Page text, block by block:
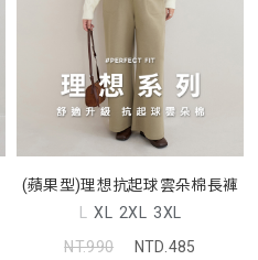
(蘋果型)理想抗起球雲朵棉長褲
L XL 2XL 3XL
NT.990
NTD.485